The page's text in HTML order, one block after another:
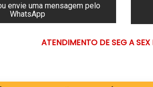
envie uma mensagem pelo
WhatsApp
ATENDIMENTO DE SEG A SEX